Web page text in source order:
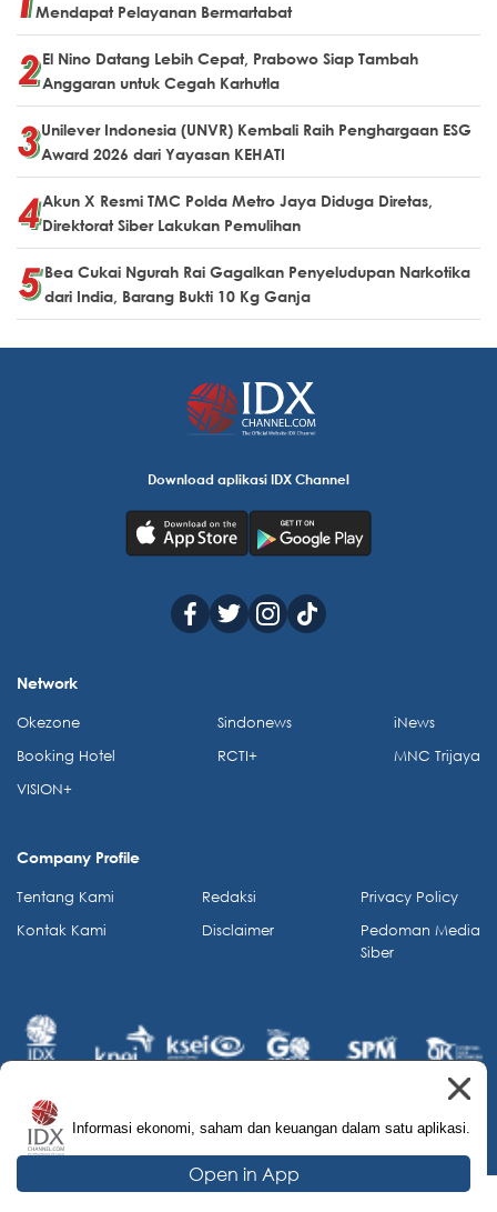
Mendapat Pelayanan Bermartabat
El Nino Datang Lebih Cepat, Prabowo Siap Tambah
Anggaran untuk Cegah Karhutla
Unilever Indonesia (UNVR) Kembali Raih Penghargaan ESG
Award 2026 dari Yayasan KEHATI
Akun X Resmi TMC Polda Metro Jaya Diduga Diretas,
Direktorat Siber Lakukan Pemulihan
Bea Cukai Ngurah Rai Gagalkan Penyeludupan Narkotika
dari India, Barang Bukti 10 Kg Ganja
Informasi ekonomi, saham dan keuangan dalam satu aplikasi.
Open in App
Download aplikasi IDX Channel
Network
Okezone
Booking Hotel
VISION+
Sindonews
RCTI+
iNews
MNC Trijaya
Company Profile
Tentang Kami
Kontak Kami
Redaksi
Disclaimer
Privacy Policy
Pedoman Media
Siber
© 2026 IDX Channel. All Rights Reserved.